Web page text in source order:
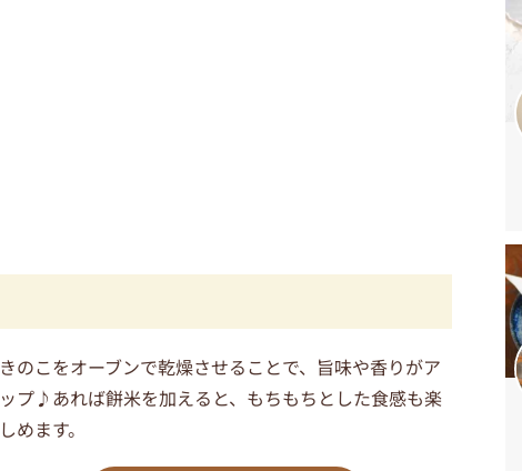
きのこをオーブンで乾燥させることで、旨味や香りがア
ップ♪あれば餅米を加えると、もちもちとした食感も楽
しめます。